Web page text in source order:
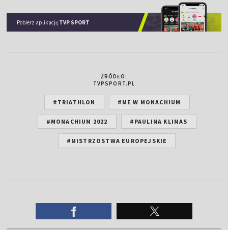
Pobierz aplikację TVP SPORT
ŹRÓDŁO:
TVPSPORT.PL
#TRIATHLON #ME W MONACHIUM
#MONACHIUM 2022 #PAULINA KLIMAS
#MISTRZOSTWA EUROPEJSKIE